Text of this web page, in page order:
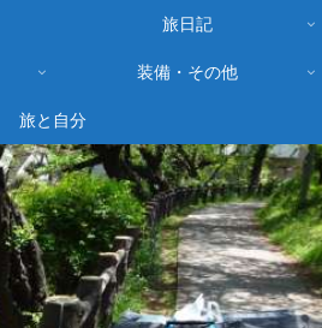
旅日記
装備・その他
旅と自分